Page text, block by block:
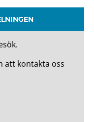
att kontakta oss